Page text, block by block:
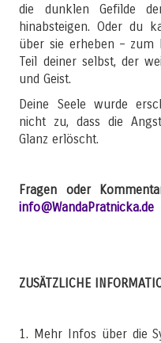
die dunklen Gefilde
hinabsteigen. Oder du
über sie erheben – zum
Teil deiner selbst, der
und Geist.
Deine Seele wurde
nicht zu, dass die
Glanz erlöscht.
Fragen oder
info@WandaPratnicka.de
ZUSÄTZLICHE
1. Mehr Infos über die